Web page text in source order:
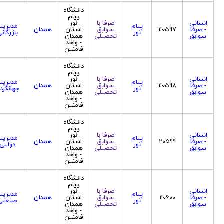
انسانی
- صرفا
سوابق
20597 پیام
نور
صرفا با
سوابق
تحصیلی
دانشگاه
پیام
نور
استان
همدان
- واحد
فامنین
همدان
انسانی
- صرفا
سوابق
20598 پیام
نور
صرفا با
سوابق
تحصیلی
دانشگاه
پیام
نور
استان
همدان
- واحد
فامنین
همدان
انسانی
- صرفا
سوابق
20599 پیام
نور
صرفا با
سوابق
تحصیلی
دانشگاه
پیام
نور
استان
همدان
- واحد
فامنین
همدان
انسانی
- صرفا
سوابق
20600 پیام
نور
صرفا با
سوابق
تحصیلی
دانشگاه
پیام
نور
استان
همدان
- واحد
فامنین
همدان